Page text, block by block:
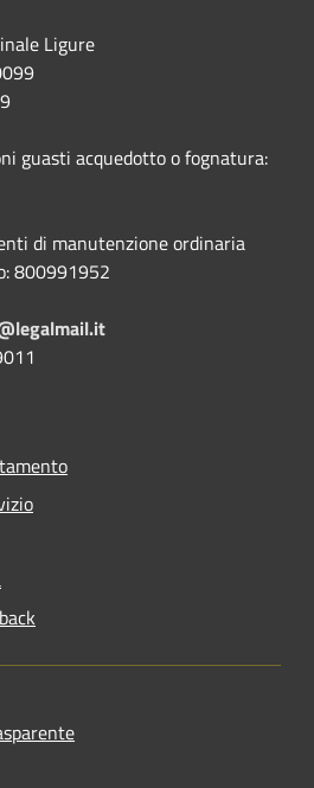
Ligure
guasti acquedotto o fognatura:
di manutenzione ordinaria
800991952